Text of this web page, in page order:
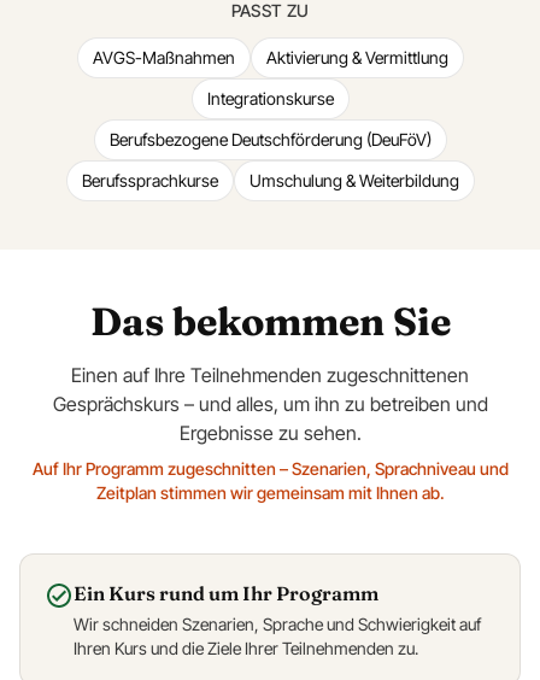
PASST ZU
AVGS-Maßnahmen
Aktivierung & Vermittlung
Integrationskurse
Berufsbezogene Deutschförderung (DeuFöV)
Berufssprachkurse
Umschulung & Weiterbildung
Das bekommen Sie
Einen auf Ihre Teilnehmenden zugeschnittenen
Gesprächskurs – und alles, um ihn zu betreiben und
Ergebnisse zu sehen.
Auf Ihr Programm zugeschnitten – Szenarien, Sprachniveau und
Zeitplan stimmen wir gemeinsam mit Ihnen ab.
Ein Kurs rund um Ihr Programm
Wir schneiden Szenarien, Sprache und Schwierigkeit auf
Ihren Kurs und die Ziele Ihrer Teilnehmenden zu.